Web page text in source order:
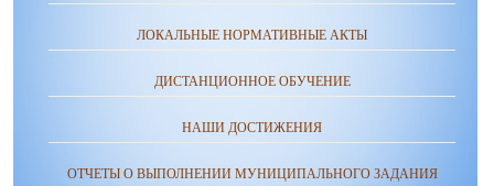
ЛОКАЛЬНЫЕ НОРМАТИВНЫЕ АКТЫ
ДИСТАНЦИОННОЕ ОБУЧЕНИЕ
НАШИ ДОСТИЖЕНИЯ
ОТЧЕТЫ О ВЫПОЛНЕНИИ МУНИЦИПАЛЬНОГО ЗАДАНИЯ